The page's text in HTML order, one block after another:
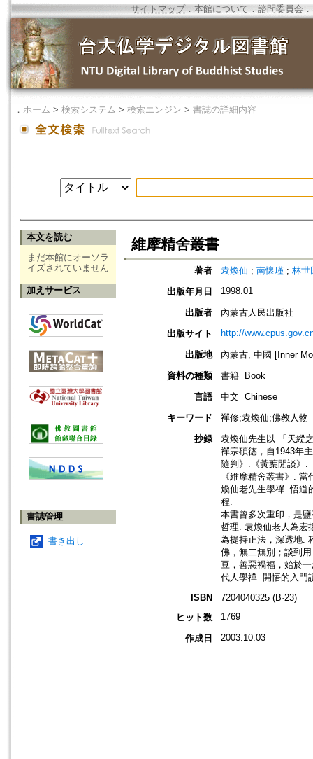
サイトマップ．本館について ． 諮問委員会 ．
． ホーム > 検索システム > 検索エンジン > 書誌の詳細内容
本文を読む
まだ本館にオーソラ
イズされていません
加えサービス
書誌管理
書き出し
維摩精舍叢書
著者 袁煥仙 ; 南懷瑾 ; 林世
出版年月日
1998.01
出版者
內蒙古人民出版社
出版サイト
http://
出版地
內蒙古, 中國 [Inner
資料の種類
書籍=Book
言語
中文=Chinese
キーワード
禪修;袁煥仙;佛教人物
抄録
袁煥仙先生以 「天縱
禪宗碩德，自1943年
隨判》.《黃葉閒談》.
《維摩精舍叢書》.
煥仙老先生學禪. 悟道
程.
本書曾多次重印，是
哲理. 袁煥仙老人為宏
為提持正法，深透地.
佛，無二無別；談到
豆，善惡禍福，始於
代人學禪. 開悟的入門
ISBN
7204040325 (B·23)
ヒット数
1769
作成日 2003.10.03